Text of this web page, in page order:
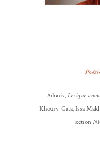
Ado­nis,Lex­ique
Khoury-Gata, Issa
lec­tion